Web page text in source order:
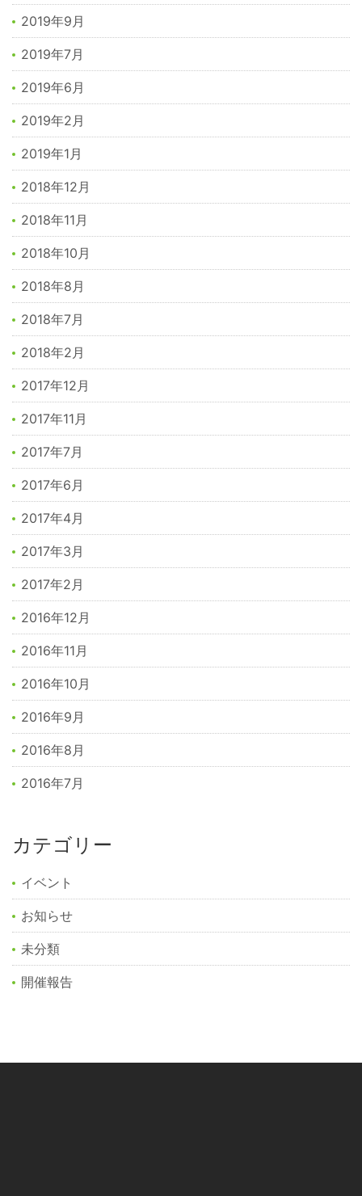
2019年9月
2019年7月
2019年6月
2019年2月
2019年1月
2018年12月
2018年11月
2018年10月
2018年8月
2018年7月
2018年2月
2017年12月
2017年11月
2017年7月
2017年6月
2017年4月
2017年3月
2017年2月
2016年12月
2016年11月
2016年10月
2016年9月
2016年8月
2016年7月
カテゴリー
イベント
お知らせ
未分類
開催報告